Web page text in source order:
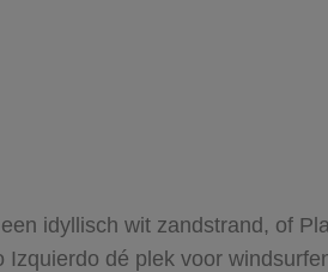
idyllisch wit zandstrand, of
dé plek voor